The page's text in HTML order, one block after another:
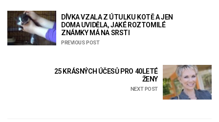
DÍVKA VZALA Z ÚTULKU KOTĚ A JEN
DOMA UVIDĚLA, JAKÉ ROZTOMILÉ
ZNÁMKY MÁ NA SRSTI
PREVIOUS POST
25 KRÁSNÝCH ÚČESŮ PRO 40LETÉ
ŽENY
NEXT POST